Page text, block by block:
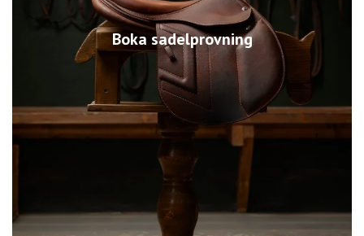
Boka sadelprovning